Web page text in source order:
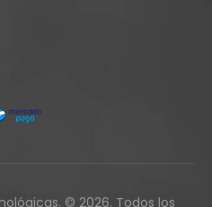
© 2026. Todos los